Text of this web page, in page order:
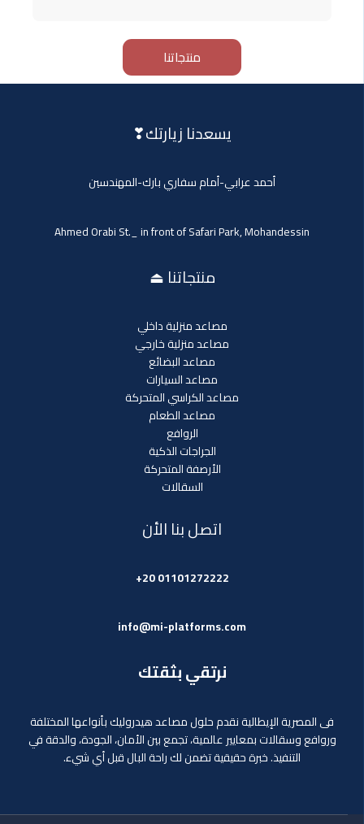
منتجاتنا
يسعدنا زيارتك❣
أحمد عرابي-أمام سفاري بارك-المهندسين
Ahmed Orabi St._ in front of Safari Park, Mohandessin
منتجاتنا ⏏
مصاعد منزلية داخلي
مصاعد منزلية خارجي
مصاعد البضائع
مصاعد السيارات
مصاعد الكراسي المتحركة
مصاعد الطعام
الروافع
الجراجات الذكية
الأرصفة المتحركة
السقالات
اتصل بنا الأن
01101272222 20+
info@mi-platforms.com
نرتقي بثقتك
فى المصرية الإيطالية نقدم حلول مصاعد هيدروليك بأنواعها المختلفة
وروافع وسقالات بمعايير عالمية، تجمع بين الأمان، الجودة، والدقة في
التنفيذ. خبرة حقيقية تضمن لك راحة البال قبل أي شيء.